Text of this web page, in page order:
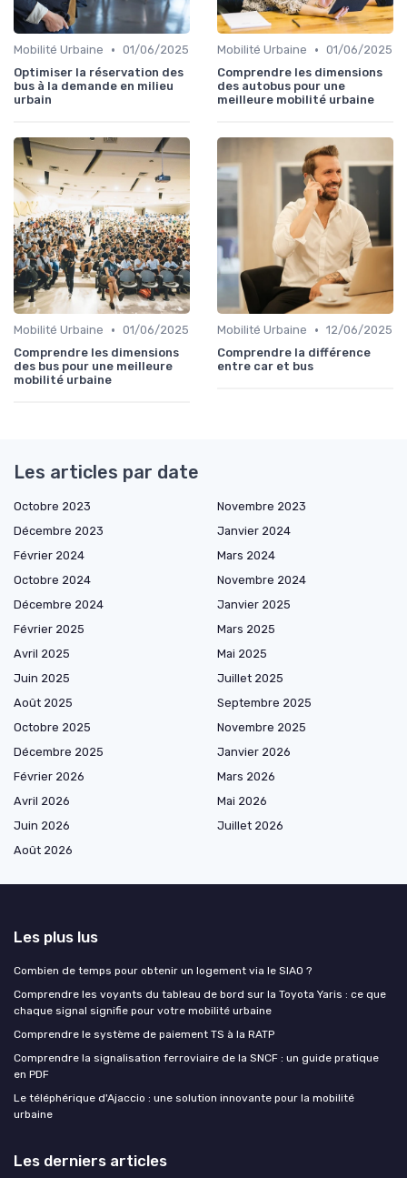
Mobilité Urbaine • 01/06/2025
Optimiser la réservation des
bus à la demande en milieu
urbain
Mobilité Urbaine • 01/06/2025
Comprendre les dimensions
des autobus pour une
meilleure mobilité urbaine
Mobilité Urbaine • 01/06/2025
Comprendre les dimensions
des bus pour une meilleure
mobilité urbaine
Mobilité Urbaine • 12/06/2025
Comprendre la différence
entre car et bus
Les articles par date
Octobre 2023
Novembre 2023
Décembre 2023
Janvier 2024
Février 2024
Mars 2024
Octobre 2024
Novembre 2024
Décembre 2024
Janvier 2025
Février 2025
Mars 2025
Avril 2025
Mai 2025
Juin 2025
Juillet 2025
Août 2025
Septembre 2025
Octobre 2025
Novembre 2025
Décembre 2025
Janvier 2026
Février 2026
Mars 2026
Avril 2026
Mai 2026
Juin 2026
Juillet 2026
Août 2026
Les plus lus
Combien de temps pour obtenir un logement via le SIAO ?
Comprendre les voyants du tableau de bord sur la Toyota Yaris : ce que
chaque signal signifie pour votre mobilité urbaine
Comprendre le système de paiement TS à la RATP
Comprendre la signalisation ferroviaire de la SNCF : un guide pratique
en PDF
Le téléphérique d'Ajaccio : une solution innovante pour la mobilité
urbaine
Les derniers articles